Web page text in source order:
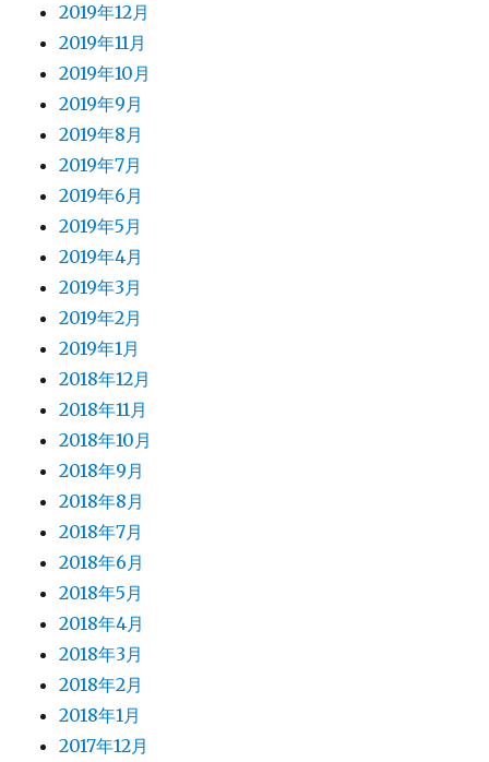
2019年12月
2019年11月
2019年10月
2019年9月
2019年8月
2019年7月
2019年6月
2019年5月
2019年4月
2019年3月
2019年2月
2019年1月
2018年12月
2018年11月
2018年10月
2018年9月
2018年8月
2018年7月
2018年6月
2018年5月
2018年4月
2018年3月
2018年2月
2018年1月
2017年12月